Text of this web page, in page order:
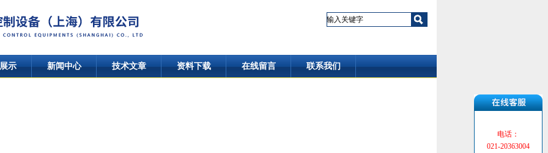
示 新闻中心 技术文章 资料下载 在线留言 联系我们
电话：
021-20363004